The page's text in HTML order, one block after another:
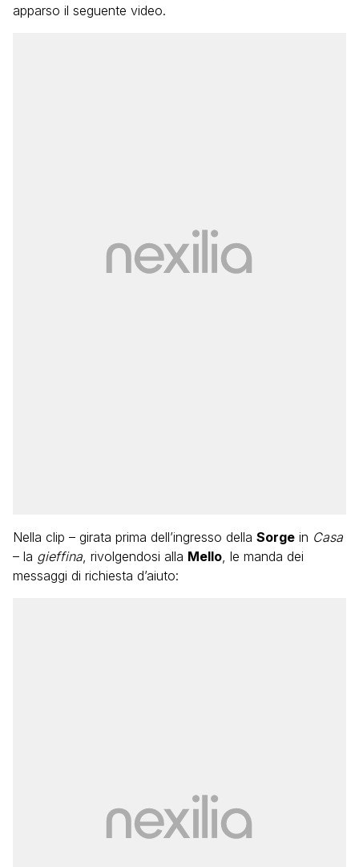
apparso il seguente video.
Nella clip – girata prima dell’ingresso della Sorge in Casa
– la gieffina, rivolgendosi alla Mello, le manda dei
messaggi di richiesta d’aiuto: